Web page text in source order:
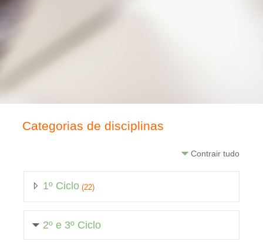
Categorias de disciplinas
Contrair tudo
1º Ciclo (22)
2º e 3º Ciclo